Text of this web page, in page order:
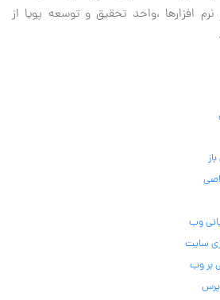
نرم افزارها ،واحد تحقیق و توسعه پویا از
وب
سایت
بر وب